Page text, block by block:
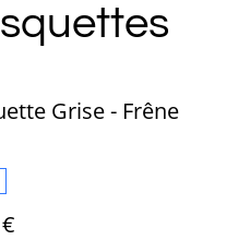
Grise - Frêne